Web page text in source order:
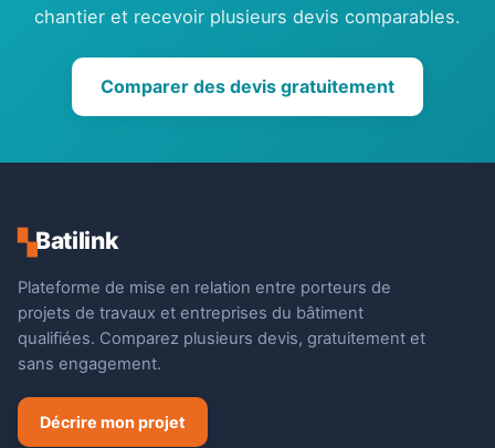
chantier et recevoir plusieurs devis comparables.
Comparer des devis gratuitement
▚Batilink
Plateforme de mise en relation entre porteurs de
projets de travaux et entreprises du bâtiment
qualifiées. Comparez plusieurs devis, gratuitement et
sans engagement.
Décrire mon projet